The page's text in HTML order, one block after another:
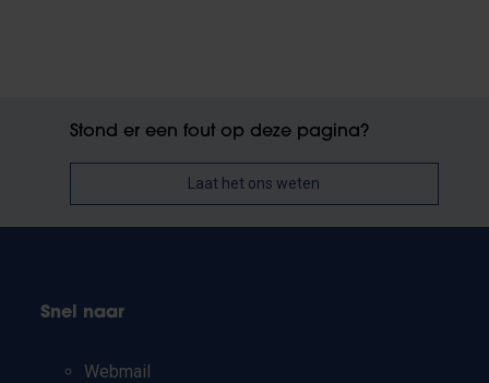
Stond er een fout op deze pagina?
Laat het ons weten
Snel naar
Webmail